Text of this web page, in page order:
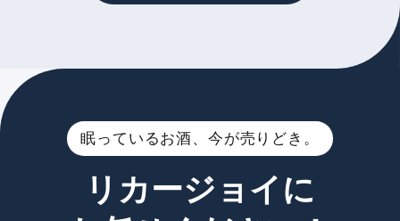
眠っているお酒、今が売りどき。
リカージョイに